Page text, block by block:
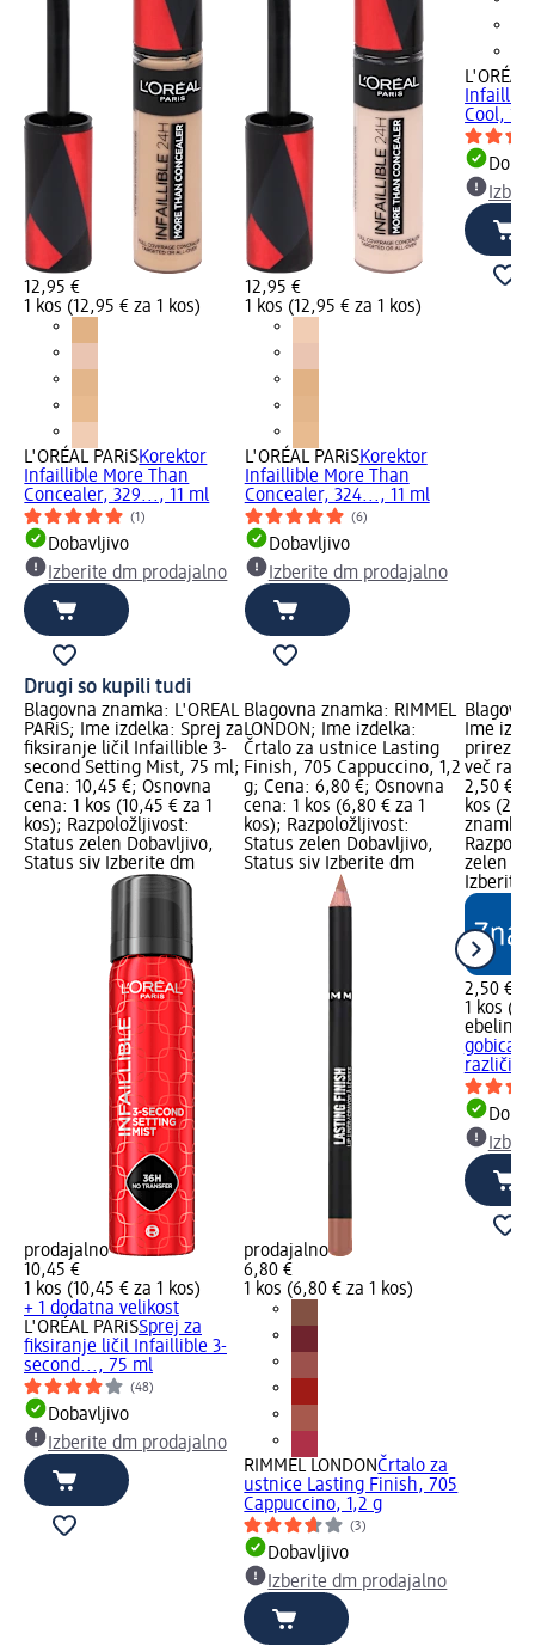
12,95 €
1 kos (12,95 € za 1 kos)
L'ORÉAL PARiSKorektor
Infaillible More Than
Concealer, 329..., 11 ml
(1)
Dobavljivo
Izberite dm prodajalno
12,95 €
1 kos (12,95 € za 1 kos)
L'ORÉAL PARiSKorektor
Infaillible More Than
Concealer, 324..., 11 ml
(6)
Dobavljivo
Izberite dm prodajalno
L'ORÉAL
Cool, 15
Drugi so kupili tudi
Blagovna znamka: L'ORÉAL
PARiS; Ime izdelka: Sprej za
fiksiranje ličil Infaillible 3-
second Setting Mist, 75 ml;
Cena: 10,45 €; Osnovna
cena: 1 kos (10,45 € za 1
kos); Razpoložljivost:
Status zelen Dobavljivo,
Status siv Izberite dm
prodajalno
10,45 €
1 kos (10,45 € za 1 kos)
+ 1 dodatna velikost
L'ORÉAL PARiSSprej za
fiksiranje ličil Infaillible 3-
second..., 75 ml
(48)
Dobavljivo
Izberite dm prodajalno
Blagovna znamka: RIMMEL
LONDON; Ime izdelka:
Črtalo za ustnice Lasting
Finish, 705 Cappuccino, 1,2
g; Cena: 6,80 €; Osnovna
cena: 1 kos (6,80 € za 1
kos); Razpoložljivost:
Status zelen Dobavljivo,
Status siv Izberite dm
prodajalno
6,80 €
1 kos (6,80 € za 1 kos)
RIMMEL LONDONČrtalo za
ustnice Lasting Finish, 705
Cappuccino, 1,2 g
(3)
Dobavljivo
Izberite dm prodajalno
Ime
več
2,50 €;
kos
znamka
zelen
Izberite
2,50 €
1 kos
ebelin
gobica
različic,